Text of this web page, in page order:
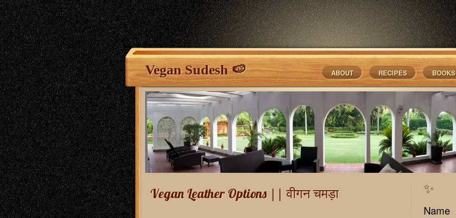
Vegan Sudesh 🍉 ABOUT RECIPES BOOKS
Vegan Leather Options || वीगन चमड़ा ✨
Name